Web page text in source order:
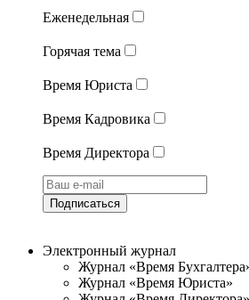
Еженедельная
Горячая тема
Время Юриста
Время Кадровика
Время Директора
Подписаться
Электронный журнал
Журнал «Время
Журнал «Время Юриста»